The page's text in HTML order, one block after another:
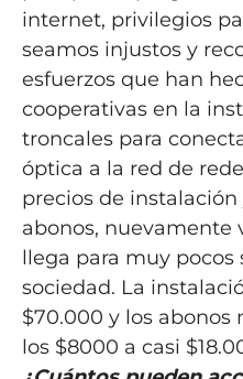
internet, privilegios
seamos injustos y
esfuerzos que han
cooperativas en la
troncales para
óptica a la red de
precios de instalación
abonos, nuevamente
llega para muy pocos
sociedad. La
$70.000 y los abonos
los $8000 a casi